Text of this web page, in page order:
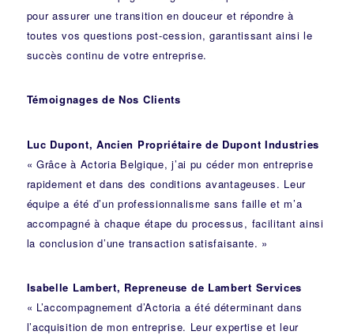
pour assurer une transition en douceur et répondre à
toutes vos questions post-cession, garantissant ainsi le
succès continu de votre entreprise.
Témoignages de Nos Clients
Luc Dupont, Ancien Propriétaire de Dupont Industries
« Grâce à Actoria Belgique, j’ai pu céder mon entreprise
rapidement et dans des conditions avantageuses. Leur
équipe a été d’un professionnalisme sans faille et m’a
accompagné à chaque étape du processus, facilitant ainsi
la conclusion d’une transaction satisfaisante. »
Isabelle Lambert, Repreneuse de Lambert Services
« L’accompagnement d’Actoria a été déterminant dans
l’acquisition de mon entreprise. Leur expertise et leur